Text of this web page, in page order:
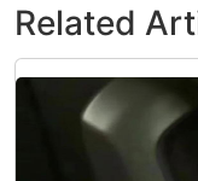
Related